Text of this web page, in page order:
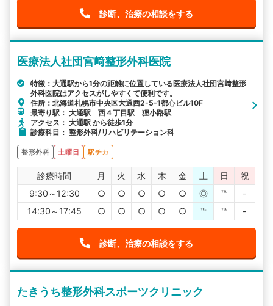
診断、治療の相談をする
医療法人社団宮﨑整形外科医院
特徴：大通駅から1分の距離に位置している医療法人社団宮﨑整形
外科医院はアクセスがしやすくて便利です。
住所：北海道札幌市中央区大通西2-5-1都心ビル10F
最寄り駅： 大通駅 西４丁目駅 狸小路駅
アクセス： 大通駅 から徒歩1分
診療科目： 整形外科/リハビリテーション科
整形外科 土曜日 駅チカ
診療時間 月 火 水 木 金 土 日
祝
9:30～12:30
○ ○ ○ ○ ○ ◎ ℡
-
14:30～17:45
○ ○ ○ ○ ○ ℡ ℡ -
診断、治療の相談をする
たきうち整形外科スポーツクリニック